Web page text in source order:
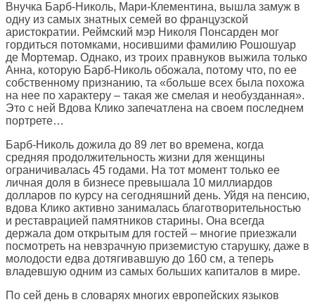
Внучка Барб-Николь, Мари-Клементина, вышла замуж в
одну из самых знатных семей во французской
аристократии. Реймский мэр Николя Понсарден мог
гордиться потомками, носившими фамилию Рошошуар
де Мортемар. Однако, из троих правнуков выжила только
Анна, которую Барб-Николь обожала, потому что, по ее
собственному признанию, та «больше всех была похожа
на нее по характеру – такая же смелая и необузданная».
Это с ней Вдова Клико запечатлена на своем последнем
портрете…
Барб-Николь дожила до 89 лет во времена, когда
средняя продолжительность жизни для женщины
ограничивалась 45 годами. На тот момент только ее
личная доля в бизнесе превышала 10 миллиардов
долларов по курсу на сегодняшний день. Уйдя на пенсию,
вдова Клико активно занималась благотворительностью
и реставрацией памятников старины. Она всегда
держала дом открытым для гостей – многие приезжали
посмотреть на невзрачную приземистую старушку, даже в
молодости едва дотягивавшую до 160 см, а теперь
владевшую одним из самых больших капиталов в мире.
По сей день в словарях многих европейских языков